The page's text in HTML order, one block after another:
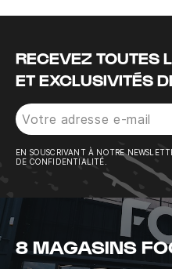
RECEVEZ TOUTES
ET EXCLUSIVITÉS
EN SOUSCRIVANT À NOTRE
DE CONFIDENTIALITÉ.
8 MAGASINS